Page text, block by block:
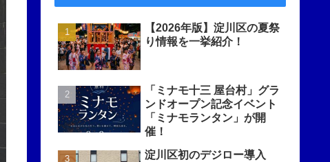
【2026年版】淀川区の夏祭
り情報を一挙紹介！
「ミナモ十三 屋台村」グラ
ンドオープン記念イベント
「ミナモランタン」が開
催！
淀川区初のデジロー導入